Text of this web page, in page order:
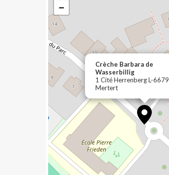
Crèche Barbara de
Wasserbillig
1 Cité Herrenberg L-6679
Mertert
−